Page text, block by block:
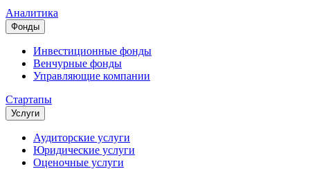
Аналитика
Фонды
Инвестиционные фонды
Венчурные фонды
Управляющие компании
Стартапы
Услуги
Аудиторские услуги
Юридические услуги
Оценочные услуги